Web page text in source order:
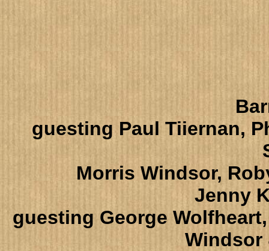
guesting Paul Tiiernan,
Morris Windsor,
Jenny
guesting George
Windsor